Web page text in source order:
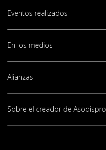
Eventos realizados
En los medios
Alianzas
Sobre el creador de Asodispro